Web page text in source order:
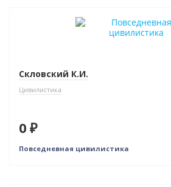
Скловский К.И.
Цивилистика
0 ₽
Повседневная цивилистика